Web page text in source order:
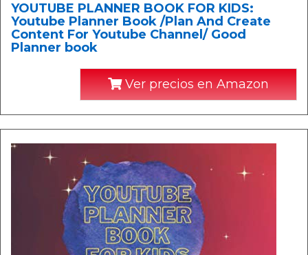
YOUTUBE PLANNER BOOK FOR KIDS:
Youtube Planner Book /Plan And Create
Content For Youtube Channel/ Good
Planner book
Ver precios en Amazon